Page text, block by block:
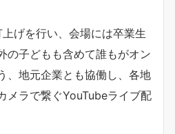
げを行い、会場には卒業生
の子どもも含めて誰もがオン
、地元企業とも協働し、各地
メラで繋ぐYouTubeライブ配